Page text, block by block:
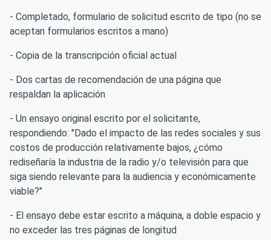
- Completado, formulario de solicitud escrito de tipo (no se
aceptan formularios escritos a mano)
- Copia de la transcripción oficial actual
- Dos cartas de recomendación de una página que
respaldan la aplicación
- Un ensayo original escrito por el solicitante,
respondiendo: "Dado el impacto de las redes sociales y sus
costos de producción relativamente bajos, ¿cómo
rediseñaría la industria de la radio y/o televisión para que
siga siendo relevante para la audiencia y económicamente
viable?"
- El ensayo debe estar escrito a máquina, a doble espacio y
no exceder las tres páginas de longitud